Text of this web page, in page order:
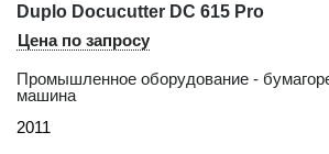
Duplo Docucutter DC 615 Pro
Цена по запросу
Промышленное оборудование -
машина
2011